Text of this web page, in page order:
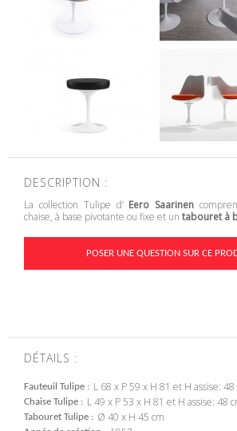
DESCRIPTION :
La collection Tulipe d’ Eero Saarinen
chaise, à base pivotante ou fixe et un tabouret à
POSER UNE QUESTION SUR CE
DÉTAILS :
Fauteuil Tulipe L 68 x P 59 x H 81 et H assise: 48
Chaise Tulipe L 49 x P 53 x H 81 et H assise: 48
Tabouret Tulipe Ø 40 x H 45 cm